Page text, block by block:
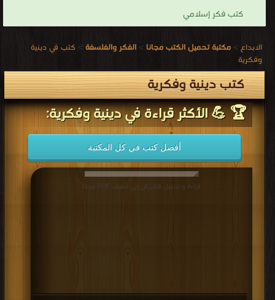
كتب فكر إسلامي
الابداع > مكتبة تحميل الكتب مجانا > الفكر والفلسفة > كتب في دينية
وفكرية
كتب دينية وفكرية
🏆 💪 الأكثر قراءة في دينية وفكرية:
أفضل كتب في كل المكتبة
قراءة و تحميل كتاب ان ربي لطيف PDF مجانا